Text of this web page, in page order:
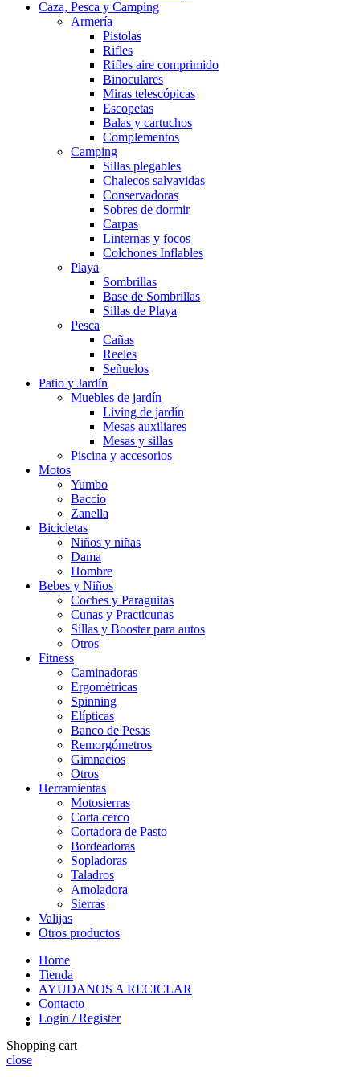
Caza, Pesca y Camping
Armería
Pistolas
Rifles
Rifles aire comprimido
Binoculares
Miras telescópicas
Escopetas
Balas y cartuchos
Complementos
Camping
Sillas plegables
Chalecos salvavidas
Conservadoras
Sobres de dormir
Carpas
Linternas y focos
Colchones Inflables
Playa
Sombrillas
Base de Sombrillas
Sillas de Playa
Pesca
Cañas
Reeles
Señuelos
Patio y Jardín
Muebles de jardín
Living de jardín
Mesas auxiliares
Mesas y sillas
Piscina y accesorios
Motos
Yumbo
Baccio
Zanella
Bicicletas
Niños y niñas
Dama
Hombre
Bebes y Niños
Coches y Paraguitas
Cunas y Practicunas
Sillas y Booster para autos
Otros
Fitness
Caminadoras
Ergométricas
Spinning
Elípticas
Banco de Pesas
Remorgómetros
Gimnacios
Otros
Herramientas
Motosierras
Corta cerco
Cortadora de Pasto
Bordeadoras
Sopladoras
Taladros
Amoladora
Sierras
Valijas
Otros productos
Home
Tienda
AYUDANOS A RECICLAR
Contacto
Login / Register
Shopping cart
close